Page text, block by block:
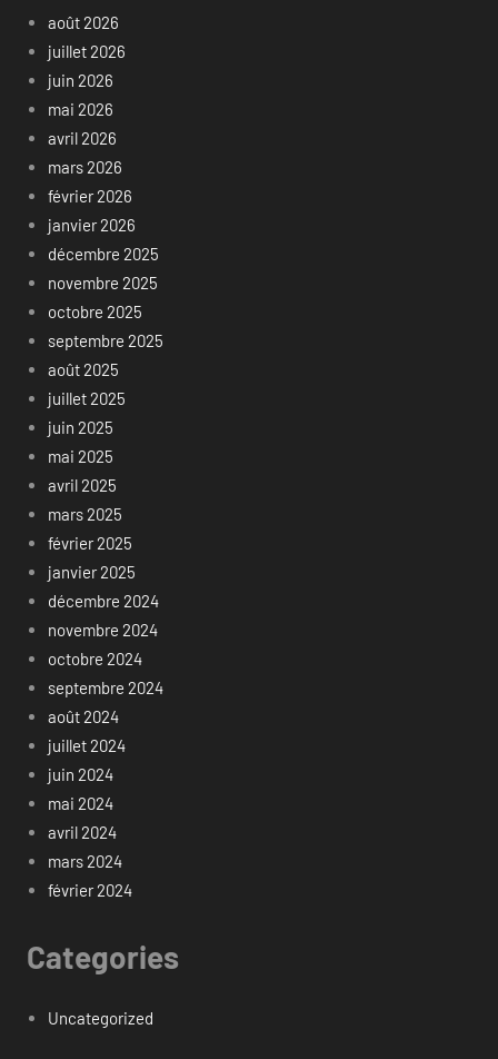
août 2026
juillet 2026
juin 2026
mai 2026
avril 2026
mars 2026
février 2026
janvier 2026
décembre 2025
novembre 2025
octobre 2025
septembre 2025
août 2025
juillet 2025
juin 2025
mai 2025
avril 2025
mars 2025
février 2025
janvier 2025
décembre 2024
novembre 2024
octobre 2024
septembre 2024
août 2024
juillet 2024
juin 2024
mai 2024
avril 2024
mars 2024
février 2024
Categories
Uncategorized